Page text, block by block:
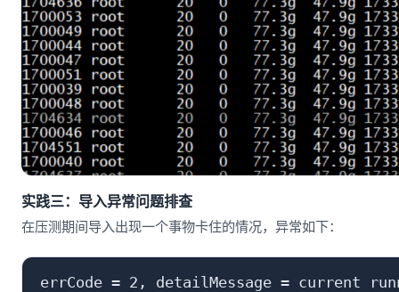
实践三：导入异常问题排查
在压测期间导入出现一个事物卡住的情况，异常如下：